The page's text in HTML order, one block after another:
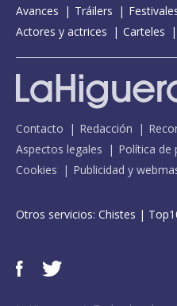
Avances
Tráilers
Actores y actrices
Carteles
Contacto Redacción
Aspectos legales
Política de
Cookies
Publicidad y
Otros servicios: Chistes |